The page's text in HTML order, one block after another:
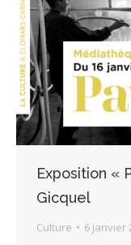
Exposition «
Gicquel
Culture
6 janvier